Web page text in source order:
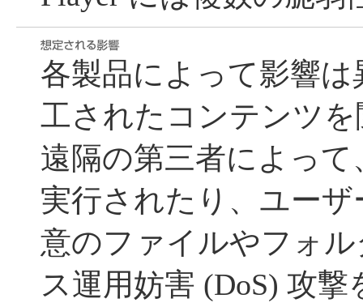
各製品によって影響
工されたコンテンツ
遠隔の第三者によっ
実行されたり、ユー
意のファイルやフォ
ス運用妨害 (DoS) 攻